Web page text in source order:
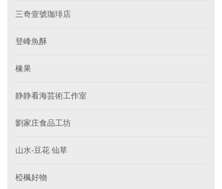
三奇壹號珈琲店
登峰魚酥
橡果
静静看海芸術工作室
劉家庄食品工坊
山水-豆花 仙草
椏楓好物